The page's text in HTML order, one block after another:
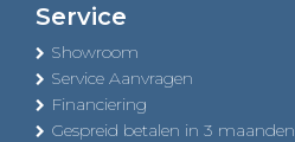
Service
Showroom
Service Aanvragen
Financiering
Gespreid betalen in 3 maanden